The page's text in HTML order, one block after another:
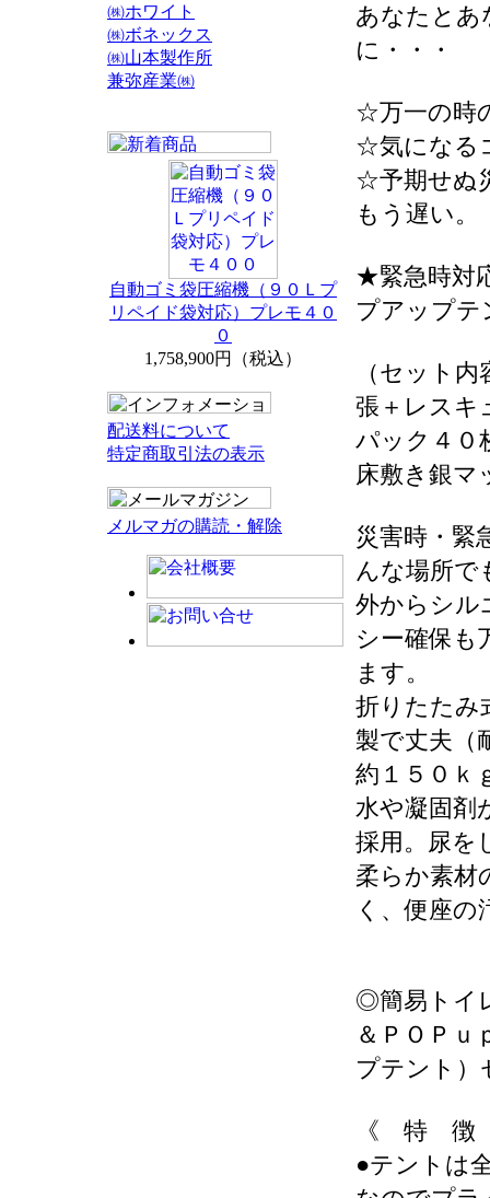
㈱ホワイト
㈱ボネックス
㈱山本製作所
兼弥産業㈱
自動ゴミ袋圧縮機（９０Ｌプ
リペイド袋対応）プレモ４０
０
1,758,900円（税込）
配送料について
特定商取引法の表示
メルマガの購読・解除
あなたとあ
に・・・
☆万一の時
☆気になる
☆予期せぬ
もう遅い。
★緊急時対
プアップ
（セット
張＋レスキ
パック４０
床敷き銀マ
災害時・緊
んな場所で
外からシル
シー確保も
ます。
折りたたみ
製で丈夫（
約１５０
水や凝固剤
採用。尿を
柔らか素材
く、便座の
◎簡易ト
＆ＰＯＰ
プテント）
《 特 徴
●テントは